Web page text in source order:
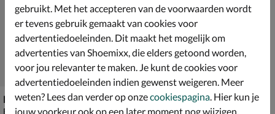
Kipling Safari
Babyschoenen - groen
gebruikt. Met het accepteren van de voorwaarden wordt
er tevens gebruik gemaakt van cookies voor
advertentiedoeleinden. Dit maakt het mogelijk om
advertenties van Shoemixx, die elders getoond worden,
voor jou relevanter te maken. Je kunt de cookies voor
advertentiedoeleinden indien gewenst weigeren. Meer
weten? Lees dan verder op onzecookiespagina. Hier kun je
jouw voorkeur ook op een later moment nog wijzigen.